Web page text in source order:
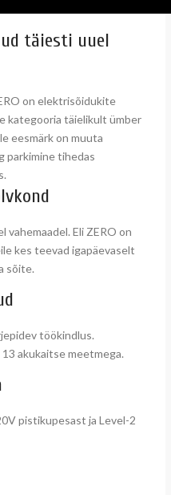
täiesti uuel
on elektrisõidukite
kategooria täielikult ümber
eesmärk on muuta
parkimine tihedas
Eli ZERO on
kes teevad igapäevaselt
sõite.
töökindlus.
akukaitse meetmega.
pistikupesast ja Level-2